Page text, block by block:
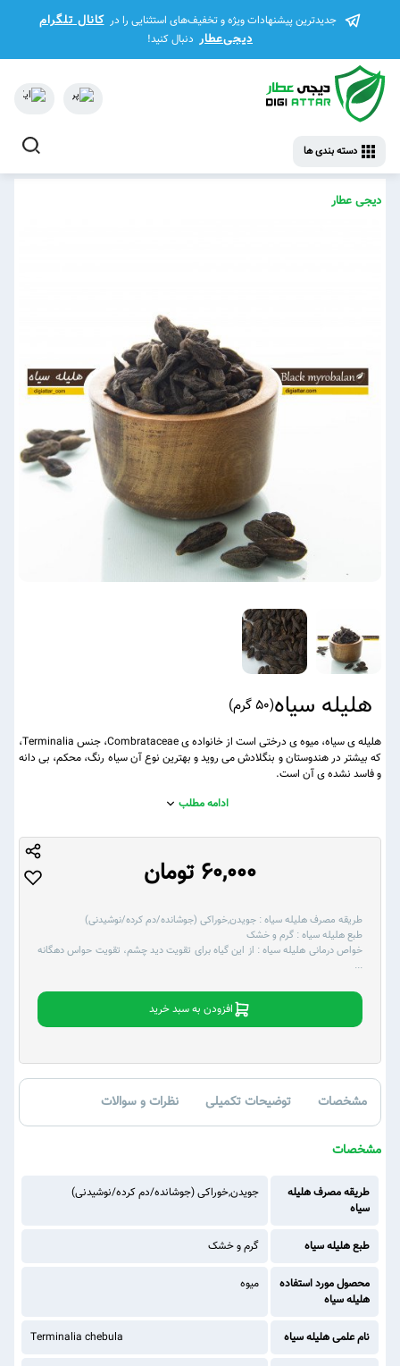
جدیدترین پیشنهادات ویژه و تخفیف‌های استثنایی را در کانال تلگرام
دیجی‌عطار دنبال کنید!
دسته بندی ها
دیجی عطار
هلیله سیاه(50 گرم )
هلیله ی سیاه، میوه ی درختی است از خانواده ی Combrataceae، جنس Terminalia،
که بیشتر در هندوستان و بنگلادش می روید و بهترین نوع آن سیاه رنگ، محکم، بی دانه
و فاسد نشده ی آن است.
ادامه مطلب
60,000 تومان
طریقه مصرف هلیله سیاه : جویدن,خوراکی (جوشانده/دم کرده/نوشیدنی)
طبع هلیله سیاه : گرم و خشک
خواص درمانی هلیله سیاه : از این گیاه برای تقویت دید چشم، تقویت حواس دهگانه
...
افزودن به سبد خرید
مشخصات توضیحات تکمیلی نظرات و سوالات
مشخصات
طریقه مصرف هلیله
سیاه
جویدن,خوراکی (جوشانده/دم کرده/نوشیدنی)
طبع هلیله سیاه گرم و خشک
محصول مورد استفاده
هلیله سیاه
میوه
نام علمی هلیله سیاه Terminalia chebula